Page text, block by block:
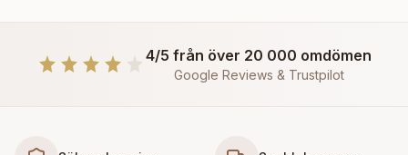
4/5 från över 20 000 omdömen
Google Reviews & Trustpilot